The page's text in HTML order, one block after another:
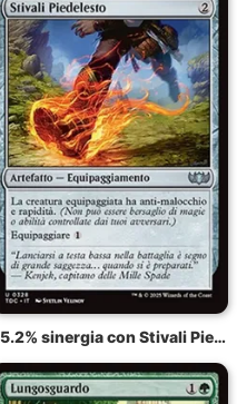
25.2% sinergia con Stivali Piedelesto